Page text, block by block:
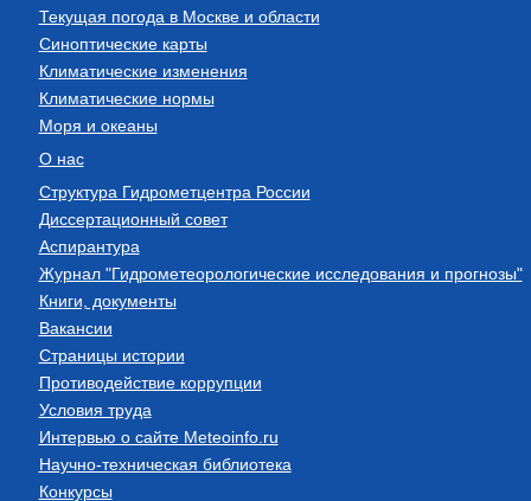
Текущая погода в Москве и области
Синоптические карты
Климатические изменения
Климатические нормы
Моря и океаны
О нас
Структура Гидрометцентра России
Диссертационный совет
Аспирантура
Журнал "Гидрометеорологические исследования и прогнозы"
Книги, документы
Вакансии
Страницы истории
Противодействие коррупции
Условия труда
Интервью о сайте Meteoinfo.ru
Научно-техническая библиотека
Конкурсы